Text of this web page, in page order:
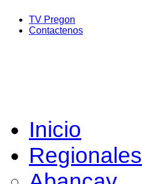
TV Pregon
Contactenos
Inicio
Regionales